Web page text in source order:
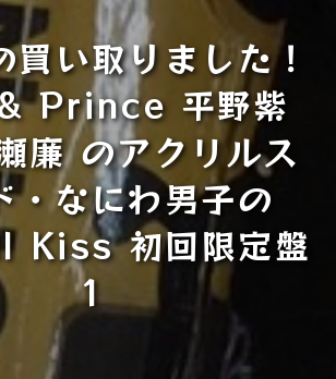
買い取りました！
Prince 平野紫
廉 のアクリルス
・なにわ男子の
Kiss 初回限定盤
1